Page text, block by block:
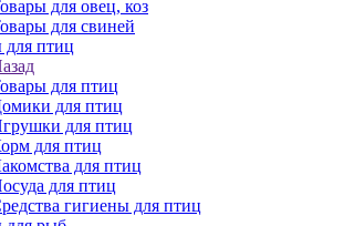
для овец, коз
для свиней
для птиц
для птиц
для птиц
для птиц
для птиц
для птиц
для птиц
гигиены для птиц